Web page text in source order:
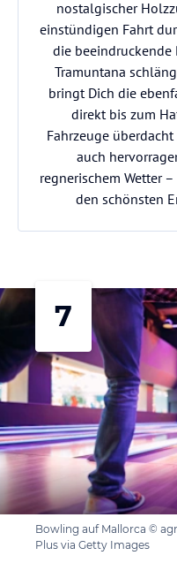
nostalgischer
einstündigen Fahrt
die beeindruckende
Tramuntana
bringt Dich die
direkt bis zum
Fahrzeuge
auch
regnerischem Wetter
den schönsten
7
Bowling auf Mallorca ©
Plus via Getty Images